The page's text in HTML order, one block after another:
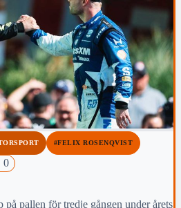
#FELIX ROSENQVIST
0
pallen för tredje gången under årets